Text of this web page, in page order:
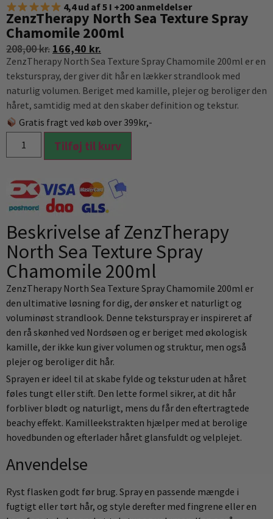
4,4 ud af 5 I +200 anmeldelser
ZenzTherapy North Sea Texture Spray
Chamomile 200ml
208,00kr. 166,40 kr.
ZenzTherapy North Sea Texture Spray Chamomile 200ml er en
teksturspray, der giver dit hår en lækker strandlook med
naturlig volumen. Beriget med kamille, plejer og beroliger den
håret, samtidig med at den skaber definition og tekstur.
Gratis fragt ved køb over 399kr,-
Tilføj til kurv
Beskrivelse af ZenzTherapy
North Sea Texture Spray
Chamomile 200ml
ZenzTherapy North Sea Texture Spray Chamomile 200ml er
den ultimative løsning for dig, der ønsker et naturligt og
voluminøst strandlook. Denne teksturspray er inspireret af
den rå skønhed ved Nordsøen og er beriget med økologisk
kamille, der ikke kun giver volumen og struktur, men også
plejer og beroliger dit hår.
Sprayen er ideel til at skabe fylde og tekstur uden at håret
føles tungt eller stift. Den lette formel sikrer, at dit hår
forbliver blødt og naturligt, mens du får den eftertragtede
beachy effekt. Kamilleekstrakten hjælper med at berolige
hovedbunden og efterlader håret glansfuldt og velplejet.
Anvendelse
Ryst flasken godt før brug. Spray en passende mængde i
fugtigt eller tørt hår, og style derefter med fingrene eller en